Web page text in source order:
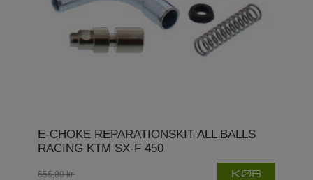
E-CHOKE REPARATIONSKIT ALL BALLS
RACING KTM SX-F 450
655,00 kr. KØB